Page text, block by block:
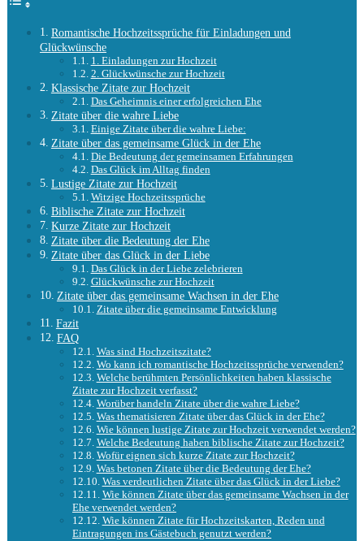
Romantische Hochzeitssprüche für Einladungen und
Glückwünsche
1. Einladungen zur Hochzeit
2. Glückwünsche zur Hochzeit
Klassische Zitate zur Hochzeit
Das Geheimnis einer erfolgreichen Ehe
Zitate über die wahre Liebe
Einige Zitate über die wahre Liebe:
Zitate über das gemeinsame Glück in der Ehe
Die Bedeutung der gemeinsamen Erfahrungen
Das Glück im Alltag finden
Lustige Zitate zur Hochzeit
Witzige Hochzeitssprüche
Biblische Zitate zur Hochzeit
Kurze Zitate zur Hochzeit
Zitate über die Bedeutung der Ehe
Zitate über das Glück in der Liebe
Das Glück in der Liebe zelebrieren
Glückwünsche zur Hochzeit
Zitate über das gemeinsame Wachsen in der Ehe
Zitate über die gemeinsame Entwicklung
Fazit
FAQ
Was sind Hochzeitszitate?
Wo kann ich romantische Hochzeitssprüche verwenden?
Welche berühmten Persönlichkeiten haben klassische
Zitate zur Hochzeit verfasst?
Worüber handeln Zitate über die wahre Liebe?
Was thematisieren Zitate über das Glück in der Ehe?
Wie können lustige Zitate zur Hochzeit verwendet werden?
Welche Bedeutung haben biblische Zitate zur Hochzeit?
Wofür eignen sich kurze Zitate zur Hochzeit?
Was betonen Zitate über die Bedeutung der Ehe?
Was verdeutlichen Zitate über das Glück in der Liebe?
Wie können Zitate über das gemeinsame Wachsen in der
Ehe verwendet werden?
Wie können Zitate für Hochzeitskarten, Reden und
Eintragungen ins Gästebuch genutzt werden?